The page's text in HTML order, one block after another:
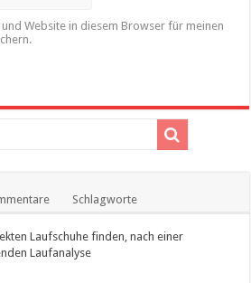
Website in diesem Browser für meinen
Schlagworte
Laufschuhe finden, nach einer
Laufanalyse